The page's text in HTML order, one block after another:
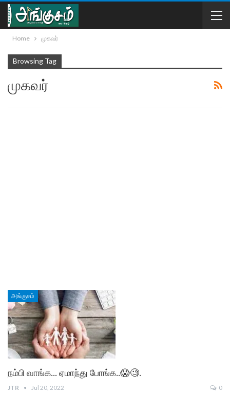
Home முகவர்
Browsing Tag
முகவர்
அங்குசம்
நம்பி வாங்க… ஏமாந்து போங்க..😱🧐.
JTR Jul 20, 2022 0